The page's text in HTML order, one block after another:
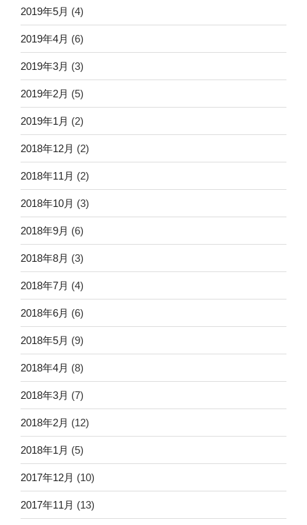
2019年5月 (4)
2019年4月 (6)
2019年3月 (3)
2019年2月 (5)
2019年1月 (2)
2018年12月 (2)
2018年11月 (2)
2018年10月 (3)
2018年9月 (6)
2018年8月 (3)
2018年7月 (4)
2018年6月 (6)
2018年5月 (9)
2018年4月 (8)
2018年3月 (7)
2018年2月 (12)
2018年1月 (5)
2017年12月 (10)
2017年11月 (13)